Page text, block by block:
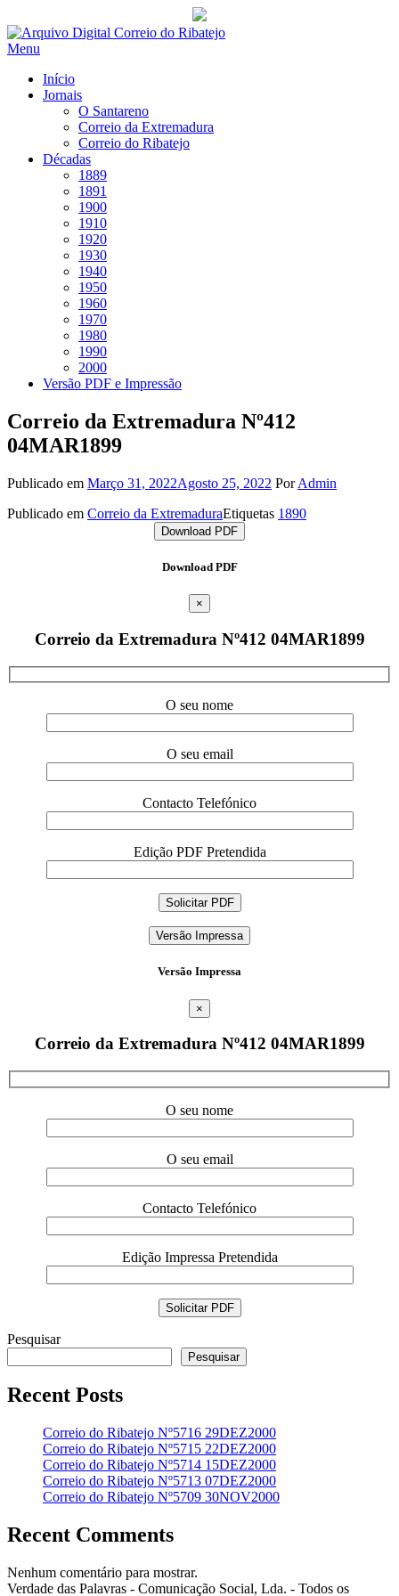
Saltar
para
Menu
Início
Jornais
O Santareno
Correio da Extremadura
Correio do Ribatejo
Décadas
1889
1891
1900
1910
1920
1930
1940
1950
1960
1970
1980
1990
2000
Versão PDF e Impressão
Correio da Extremadura Nº412
04MAR1899
Publicado em Março 31, 2022Agosto 25, 2022 PorAdmin
Publicado em Correio da ExtremaduraEtiquetas 1890
Download PDF
Download PDF
×
Correio da Extremadura Nº412 04MAR1899
O seu nome
O seu email
Contacto Telefónico
Edição PDF Pretendida
Versão Impressa
Versão Impressa
×
Correio da Extremadura Nº412 04MAR1899
O seu nome
O seu email
Contacto Telefónico
Edição Impressa Pretendida
Pesquisar
Pesquisar
Recent Posts
Correio do Ribatejo Nº5716 29DEZ2000
Correio do Ribatejo Nº5715 22DEZ2000
Correio do Ribatejo Nº5714 15DEZ2000
Correio do Ribatejo Nº5713 07DEZ2000
Correio do Ribatejo Nº5709 30NOV2000
Recent Comments
Nenhum comentário para mostrar.
Verdade das Palavras - Comunicação Social, Lda. - Todos os